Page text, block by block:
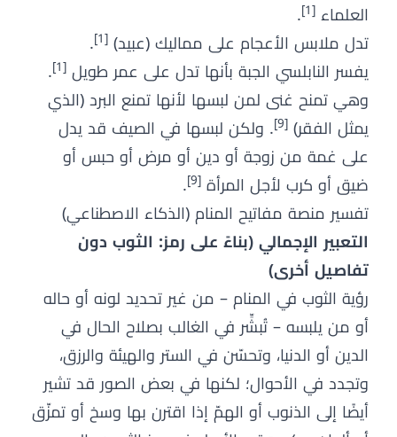
العلماء [1]
.
تدل ملابس الأعجام على مماليك (عبيد) [1]
.
يفسر النابلسي الجبة بأنها تدل على عمر طويل [1]
.
وهي تمنح غنى لمن لبسها لأنها تمنع البرد (الذي
يمثل الفقر) [9] . ولكن لبسها في الصيف قد يدل
على غمة من زوجة أو دين أو مرض أو حبس أو
ضيق أو كرب لأجل المرأة [9]
.
تفسير منصة مفاتيح المنام (الذكاء الاصطناعي)
التعبير الإجمالي (بناءً على رمز: الثوب دون
تفاصيل أخرى)
رؤية الثوب في المنام – من غير تحديد لونه أو حاله
أو من يلبسه – تُبشِّر في الغالب بصلاح الحال في
الدين أو الدنيا، وتحسّن في الستر والهيئة والرزق،
وتجدد في الأحوال؛ لكنها في بعض الصور قد تشير
أيضًا إلى الذنوب أو الهمّ إذا اقترن بها وسخ أو تمزّق